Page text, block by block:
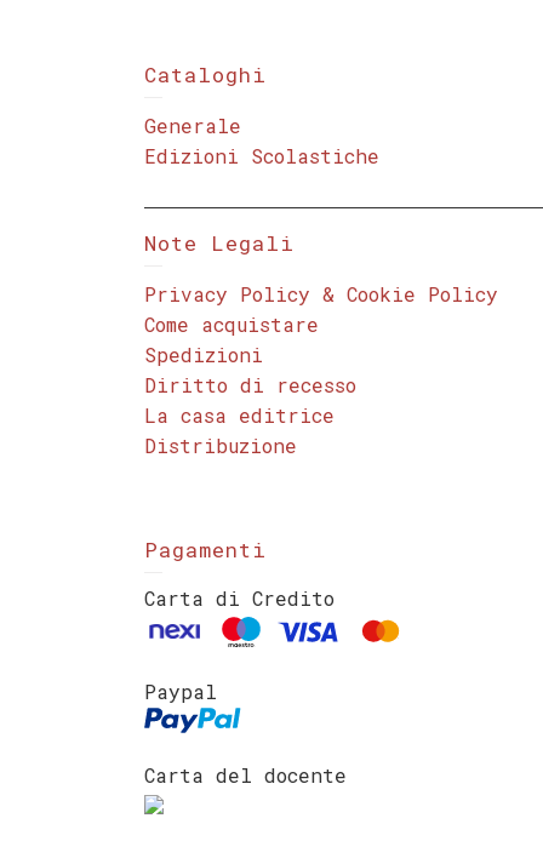
Cataloghi
Generale
Edizioni Scolastiche
Note Legali
Privacy Policy & Cookie Policy
Come acquistare
Spedizioni
Diritto di recesso
La casa editrice
Distribuzione
Pagamenti
Carta di Credito
Paypal
Carta del docente